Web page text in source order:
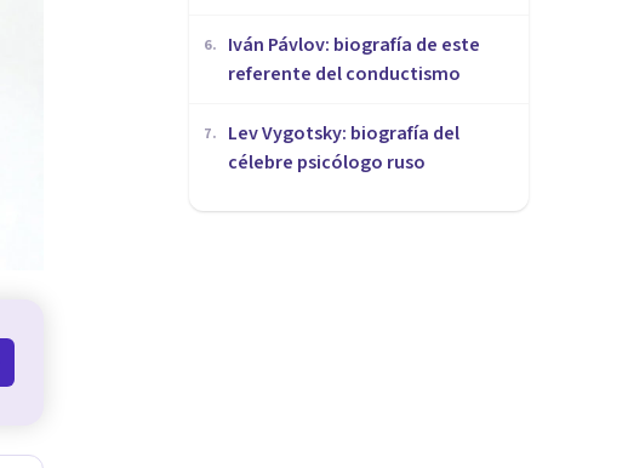
6.
Iván Pávlov: biografía de este
referente del conductismo
7.
Lev Vygotsky: biografía del
célebre psicólogo ruso